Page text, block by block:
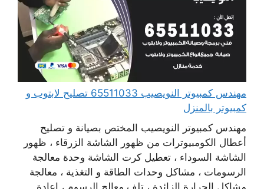
مهندس كمبيوتر النويصيب 65511033 تصليح لابتوب و
كمبيوتر بالمنزل
مهندس كمبيوتر النويصيب المختص بصيانة و تصليح
أعطال الكومبيوترات من ظهور الشاشة الزرقاء ، ظهور
الشاشة السوداء ، تعطيل كرت الشاشة وحدة معالجة
الرسومات ، مشاكل وحدات الطاقة و التغذية ، معالجة
مشاكل الحرارة الزائدة ، تلف معالج الرسوم ، إعادة